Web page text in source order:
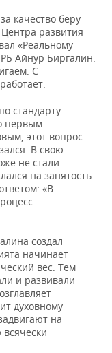
качество беру
развития
«Реальному
Айнур Биргалин.
С
стандарту
первым
этот вопрос
В свою
не стали
на занятость.
«В
создал
начинает
вес. Тем
и развивали
духовному
на